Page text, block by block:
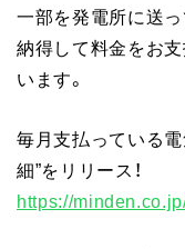
一部を発電所に送
納得して料金をお
います。
毎月支払っている
細”をリリース！
https://